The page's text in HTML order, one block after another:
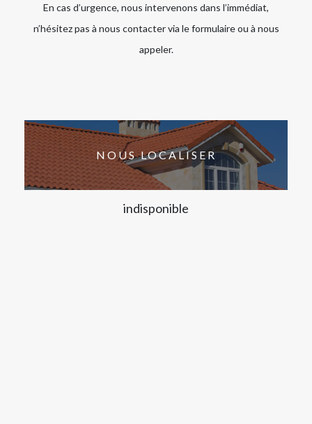
En cas d’urgence, nous intervenons dans l’immédiat,
n’hésitez pas à nous contacter via le formulaire ou à nous
appeler.
NOUS LOCALISER
indisponible